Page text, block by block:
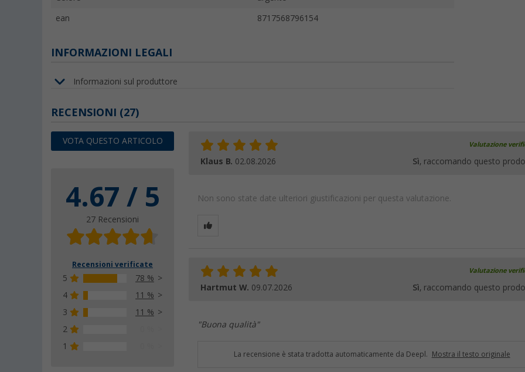
ean 8717568796154
INFORMAZIONI LEGALI
Informazioni sul produttore
RECENSIONI (27)
VOTA QUESTO ARTICOLO
4.67 / 5
27 Recensioni
Recensioni verificate
5
78 %
4
11 %
3
11 %
2
1
Valutazione
Klaus B. 02.08.2026 Sì, raccomando questo
Non sono state date ulteriori giustificazioni per questa valutazione.
Valutazione
Hartmut W. 09.07.2026 Sì, raccomando questo
"Buona qualità"
La recensione è stata tradotta automaticamente da Deepl. Mostra il testo originale